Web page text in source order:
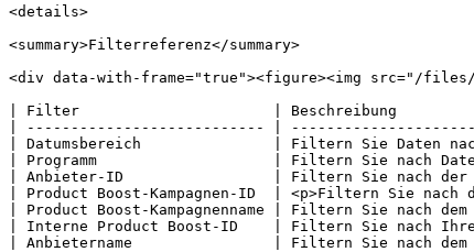
<details>
<summary>Filterreferenz</summary>
<div data-with-frame="true"><figure><img src="/files/
| Filter                      | Beschreibung
| --------------------------- |
| Datumsbereich               | Filtern Sie
| Programm                    | Filtern Sie nach
| Anbieter-ID                 | Filtern Sie nach der
| Product Boost-Kampagnen-ID  | <p>Filtern Sie
| Product Boost-Kampagnenname | Filtern Sie
| Interne Product Boost-ID    | Filtern Sie nach
| Anbietername                | Filtern Sie nach dem